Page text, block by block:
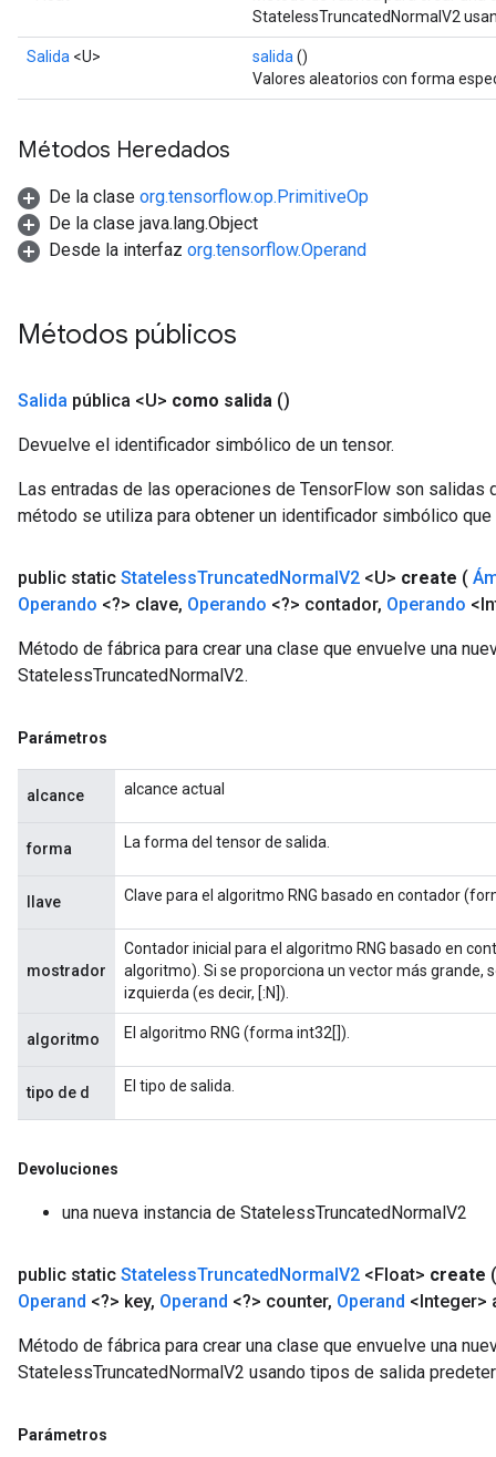
StatelessTruncatedNormalV2
Salida <U> salida ()
Valores aleatorios con forma
Métodos Heredados
De la clase org.tensorflow.op.PrimitiveOp
De la clase java.lang.Object
Desde la interfaz org.tensorflow.Operand
Métodos públicos
Salida pública <U> como salida ()
Devuelve el identificador simbólico de un tensor.
Las entradas de las operaciones de TensorFlow son salidas
método se utiliza para obtener un identificador simbólico
public static StatelessTruncatedNormalV2 <U> create (
Operando <?> clave, Operando <?> contador, Operando
Método de fábrica para crear una clase que envuelve una
StatelessTruncatedNormalV2.
Parámetros
alcance alcance actual
forma La forma del tensor de salida.
llave Clave para el algoritmo RNG basado en contador
mostrador
Contador inicial para el algoritmo RNG basado en
algoritmo). Si se proporciona un vector más grande,
izquierda (es decir, [:N]).
algoritmo El algoritmo RNG (forma int32[]).
tipo de d El tipo de salida.
Devoluciones
una nueva instancia de StatelessTruncatedNormalV2
public static StatelessTruncatedNormalV2 <Float> create
Operand <?> key, Operand <?> counter, Operand <Integer>
Método de fábrica para crear una clase que envuelve una
StatelessTruncatedNormalV2 usando tipos de salida
Parámetros